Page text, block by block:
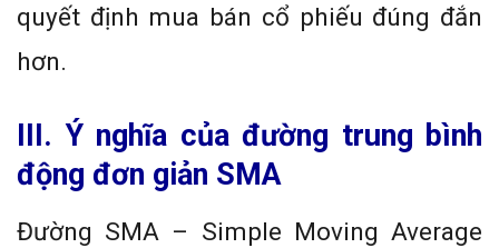
quyết định mua bán cổ phiếu đúng đắn
hơn.
III. Ý nghĩa của đường trung bình
động đơn giản SMA
Đường SMA – Simple Moving Average